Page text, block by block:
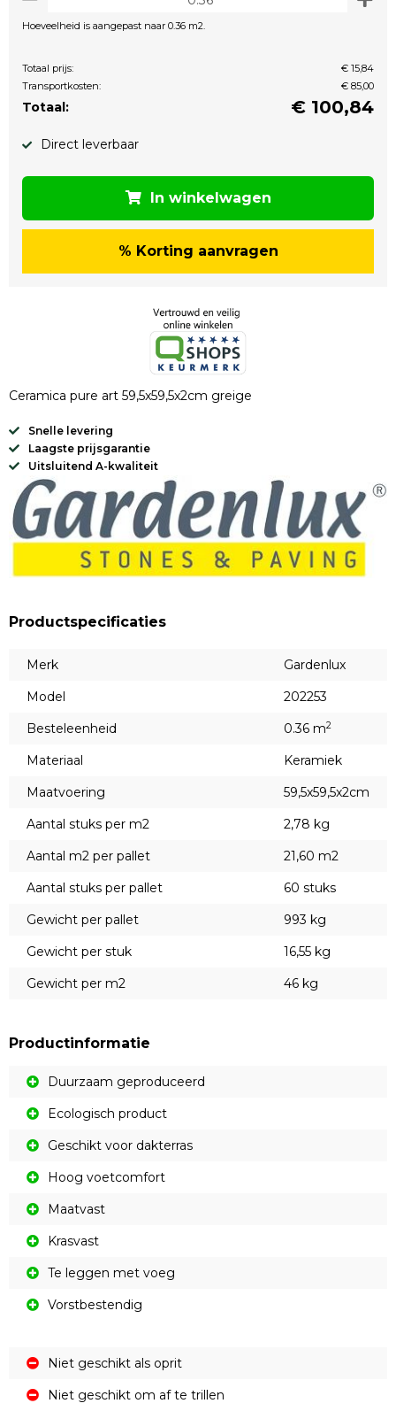
Hoeveelheid is aangepast naar 0.36 m2.
Totaal prijs:
€ 15,84
Transportkosten:
€ 85,00
Totaal: € 100,84
Direct leverbaar
In winkelwagen
% Korting aanvragen
Ceramica pure art 59,5x59,5x2cm greige
Snelle levering
Laagste prijsgarantie
Uitsluitend A-kwaliteit
Productspecificaties
Merk
Gardenlux
Model
202253
Besteleenheid
0.36 m2
Materiaal
Keramiek
Maatvoering
59,5x59,5x2cm
Aantal stuks per m2
2,78 kg
Aantal m2 per pallet
21,60 m2
Aantal stuks per pallet
60 stuks
Gewicht per pallet
993 kg
Gewicht per stuk
16,55 kg
Gewicht per m2
46 kg
Productinformatie
Duurzaam geproduceerd
Ecologisch product
Geschikt voor dakterras
Hoog voetcomfort
Maatvast
Krasvast
Te leggen met voeg
Vorstbestendig
Niet geschikt als oprit
Niet geschikt om af te trillen